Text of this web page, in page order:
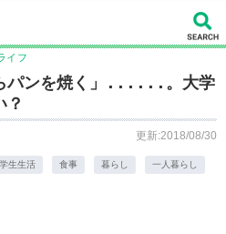
イフ
らパンを焼く」......。大学
？
更新:2018/08/30
学生生活 食事 暮らし 一人暮らし